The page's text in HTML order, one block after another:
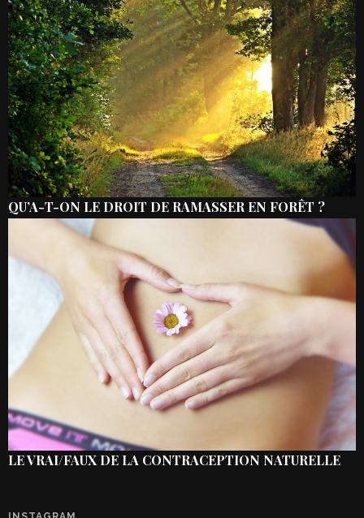
QU’A-T-ON LE DROIT DE RAMASSER EN FORÊT ?
LE VRAI/FAUX DE LA CONTRACEPTION NATURELLE